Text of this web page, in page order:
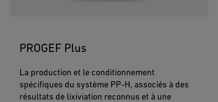
r
l
o
s
PROGEF Plus
La production et le conditionnement
spécifiques du système PP-H, associés à des
résultats de lixiviation reconnus et à une